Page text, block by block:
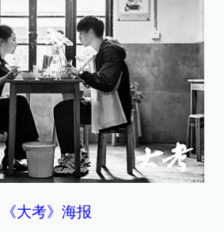
《大考》海报